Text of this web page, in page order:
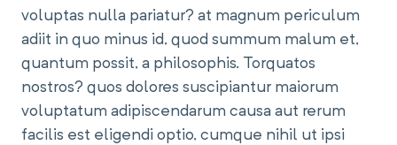
voluptas nulla pariatur? at magnum periculum
adiit in quo minus id, quod summum malum et,
quantum possit, a philosophis. Torquatos
nostros? quos dolores suscipiantur maiorum
voluptatum adipiscendarum causa aut rerum
facilis est eligendi optio, cumque nihil ut ipsi